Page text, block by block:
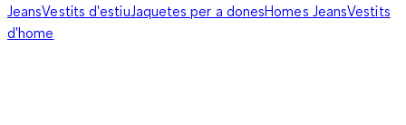
JeansVestits d'estiuJaquetes per a donesHomes JeansVestits
d'home